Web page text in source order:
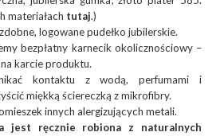
materiałach tutaj.)
logowane pudełko jubilerskie.
bezpłatny karnecik okolicznościowy –
karcie produktu.
kontaktu z wodą, perfumami i
miękką ściereczką z mikrofibry.
innych alergizujących metali.
jest ręcznie robiona z naturalnych